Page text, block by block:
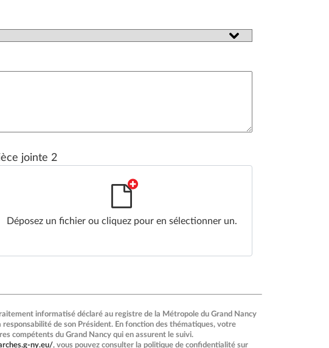
jointe 2
Déposez un fichier ou cliquez pour en sélectionner un.
informatisé déclaré au registre de la Métropole du Grand Nancy
de son Président. En fonction des thématiques, votre
compétents du Grand Nancy qui en assurent le suivi.
ny.eu/, vous pouvez consulter la politique de confidentialité sur